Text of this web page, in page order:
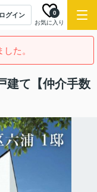
ログイン
お気に入り
0
た。
建て【仲介手数